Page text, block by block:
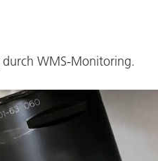
durch WMS-Monitoring.